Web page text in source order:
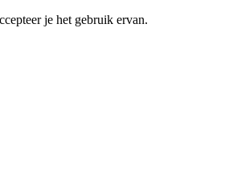
je het gebruik ervan.